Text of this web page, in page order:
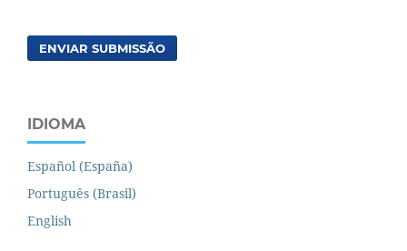
ENVIAR SUBMISSÃO
IDIOMA
Español (España)
Português (Brasil)
English